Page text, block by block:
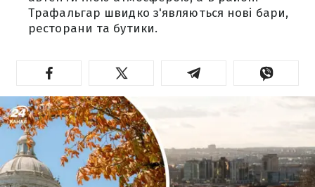
Трафальгар швидко з'являються нові бари,
ресторани та бутики.